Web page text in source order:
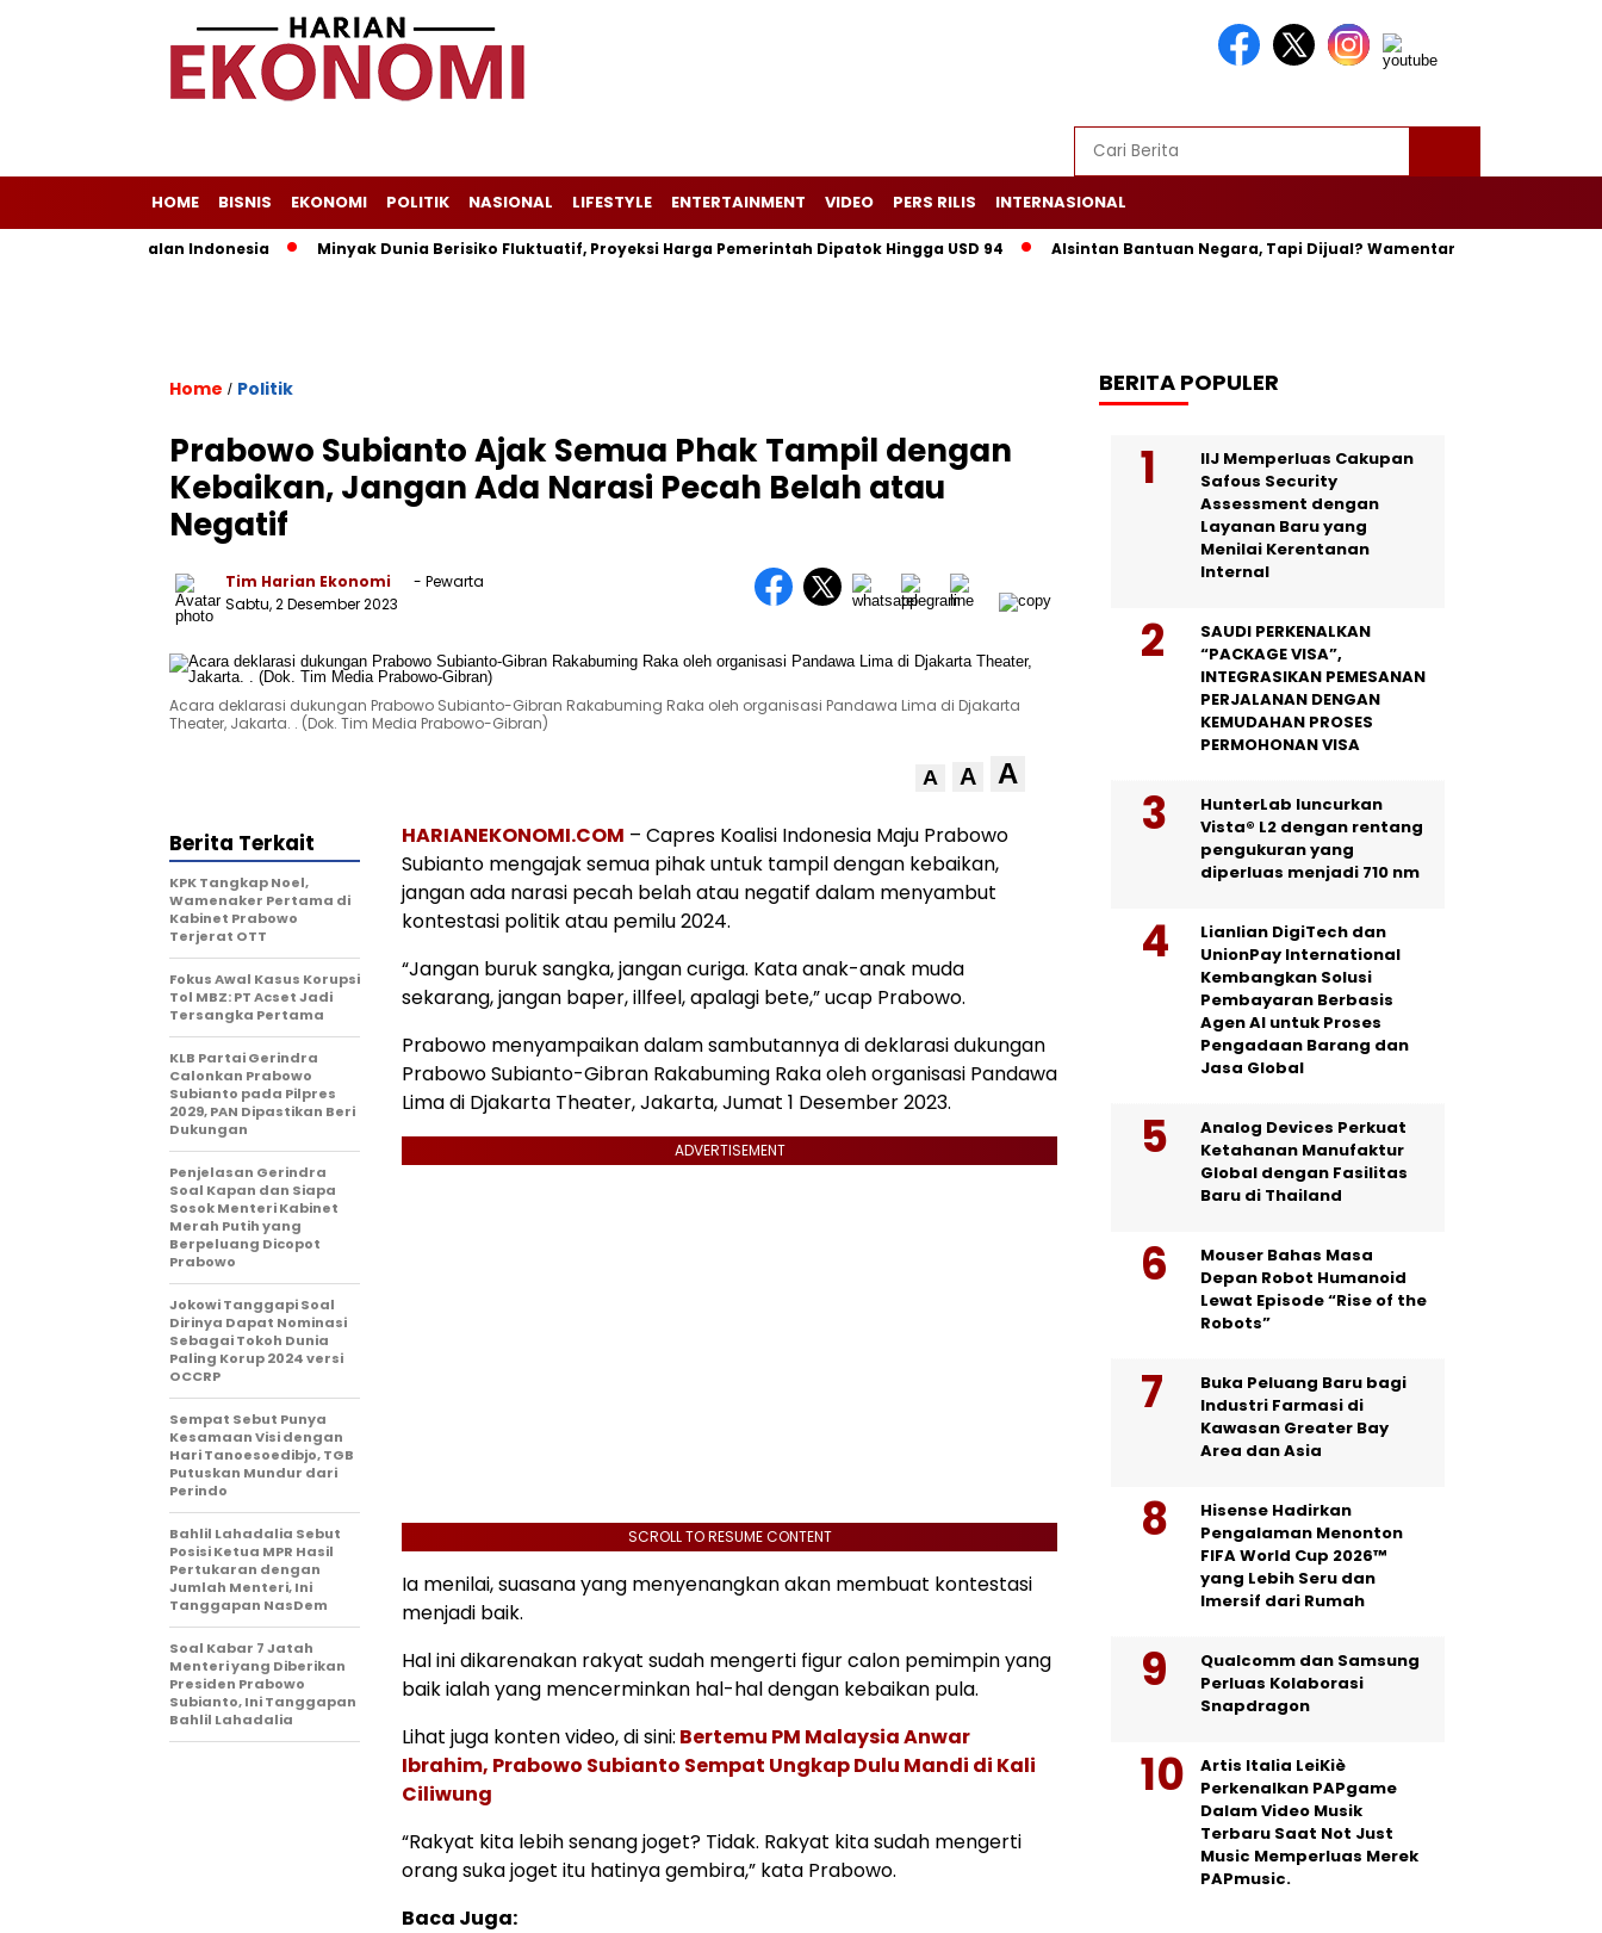
HOME BISNIS EKONOMI POLITIK NASIONAL LIFESTYLE ENTERTAINMENT VIDEO PERS RILIS INTERNASIONAL
Jadi Andalan Indonesia Minyak Dunia Berisiko Fluktuatif, Proyeksi Harga Pemerintah Dipatok Hingga USD 94 Alsintan Bantuan Negara, Tapi Dijual? Wamentan: Itu Bisa Dipenjara
Home / Politik
Prabowo Subianto Ajak Semua Phak Tampil dengan
Kebaikan, Jangan Ada Narasi Pecah Belah atau
Negatif
Tim Harian Ekonomi
- Pewarta
Sabtu, 2 Desember 2023
Acara deklarasi dukungan Prabowo Subianto-Gibran Rakabuming Raka oleh organisasi Pandawa Lima di Djakarta
Theater, Jakarta. . (Dok. Tim Media Prabowo-Gibran)
A A A
HARIANEKONOMI.COM – Capres Koalisi Indonesia Maju Prabowo
Subianto mengajak semua pihak untuk tampil dengan kebaikan,
jangan ada narasi pecah belah atau negatif dalam menyambut
kontestasi politik atau pemilu 2024.
“Jangan buruk sangka, jangan curiga. Kata anak-anak muda
sekarang, jangan baper, illfeel, apalagi bete,” ucap Prabowo.
Prabowo menyampaikan dalam sambutannya di deklarasi dukungan
Prabowo Subianto-Gibran Rakabuming Raka oleh organisasi Pandawa
Lima di Djakarta Theater, Jakarta, Jumat 1 Desember 2023.
ADVERTISEMENT
SCROLL TO RESUME CONTENT
Ia menilai, suasana yang menyenangkan akan membuat kontestasi
menjadi baik.
Hal ini dikarenakan rakyat sudah mengerti figur calon pemimpin yang
baik ialah yang mencerminkan hal-hal dengan kebaikan pula.
Lihat juga konten video, di sini: Bertemu PM Malaysia Anwar
Ibrahim, Prabowo Subianto Sempat Ungkap Dulu Mandi di Kali
Ciliwung
“Rakyat kita lebih senang joget? Tidak. Rakyat kita sudah mengerti
orang suka joget itu hatinya gembira,” kata Prabowo.
Baca Juga:
Berita Terkait
KPK Tangkap Noel,
Wamenaker Pertama di
Kabinet Prabowo
Terjerat OTT
Fokus Awal Kasus Korupsi
Tol MBZ: PT Acset Jadi
Tersangka Pertama
KLB Partai Gerindra
Calonkan Prabowo
Subianto pada Pilpres
2029, PAN Dipastikan Beri
Dukungan
Penjelasan Gerindra
Soal Kapan dan Siapa
Sosok Menteri Kabinet
Merah Putih yang
Berpeluang Dicopot
Prabowo
Jokowi Tanggapi Soal
Dirinya Dapat Nominasi
Sebagai Tokoh Dunia
Paling Korup 2024 versi
OCCRP
Sempat Sebut Punya
Kesamaan Visi dengan
Hari Tanoesoedibjo, TGB
Putuskan Mundur dari
Perindo
Bahlil Lahadalia Sebut
Posisi Ketua MPR Hasil
Pertukaran dengan
Jumlah Menteri, Ini
Tanggapan NasDem
Soal Kabar 7 Jatah
Menteri yang Diberikan
Presiden Prabowo
Subianto, Ini Tanggapan
Bahlil Lahadalia
BERITA POPULER
IIJ Memperluas Cakupan
Safous Security
Assessment dengan
Layanan Baru yang
Menilai Kerentanan
Internal
SAUDI PERKENALKAN
“PACKAGE VISA”,
INTEGRASIKAN PEMESANAN
PERJALANAN DENGAN
KEMUDAHAN PROSES
PERMOHONAN VISA
HunterLab luncurkan
Vista® L2 dengan rentang
pengukuran yang
diperluas menjadi 710 nm
Lianlian DigiTech dan
UnionPay International
Kembangkan Solusi
Pembayaran Berbasis
Agen AI untuk Proses
Pengadaan Barang dan
Jasa Global
Analog Devices Perkuat
Ketahanan Manufaktur
Global dengan Fasilitas
Baru di Thailand
Mouser Bahas Masa
Depan Robot Humanoid
Lewat Episode “Rise of the
Robots”
Buka Peluang Baru bagi
Industri Farmasi di
Kawasan Greater Bay
Area dan Asia
Hisense Hadirkan
Pengalaman Menonton
FIFA World Cup 2026™
yang Lebih Seru dan
Imersif dari Rumah
Qualcomm dan Samsung
Perluas Kolaborasi
Snapdragon
Artis Italia LeiKiè
Perkenalkan PAPgame
Dalam Video Musik
Terbaru Saat Not Just
Music Memperluas Merek
PAPmusic.